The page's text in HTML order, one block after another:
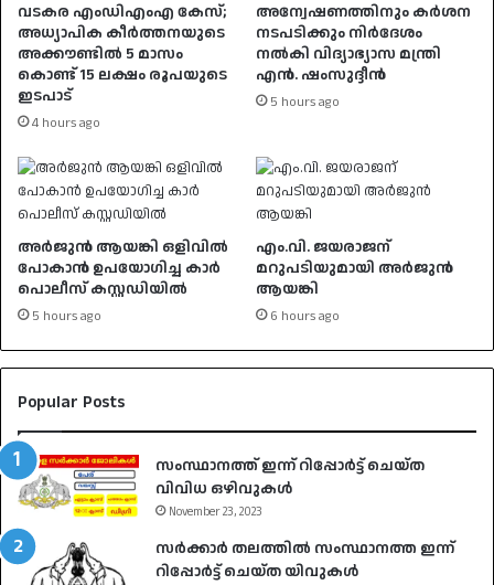
വടകര എംഡിഎംഎ കേസ്;
അധ്യാപിക കീർത്തനയുടെ
അക്കൗണ്ടിൽ 5 മാസം
കൊണ്ട് 15 ലക്ഷം രൂപയുടെ
ഇടപാട്
4 hours ago
അന്വേഷണത്തിനും കർശന
നടപടിക്കും നിർദേശം
നൽകി വിദ്യാഭ്യാസ മന്ത്രി
എൻ. ഷംസുദ്ദീൻ
5 hours ago
അർജുൻ ആയങ്കി ഒളിവിൽ
പോകാൻ ഉപയോഗിച്ച കാർ
പൊലീസ് കസ്റ്റഡിയിൽ
5 hours ago
എം.വി. ജയരാജന്
മറുപടിയുമായി അർജുൻ
ആയങ്കി
6 hours ago
Popular Posts
സംസ്ഥാനത്ത് ഇന്ന് റിപ്പോർട്ട് ചെയ്ത
വിവിധ ഒഴിവുകൾ
November 23, 2023
സർക്കാർ തലത്തിൽ സംസ്ഥാനത്ത ഇന്ന്
റിപ്പോർട്ട് ചെയ്ത യിവുകൾ